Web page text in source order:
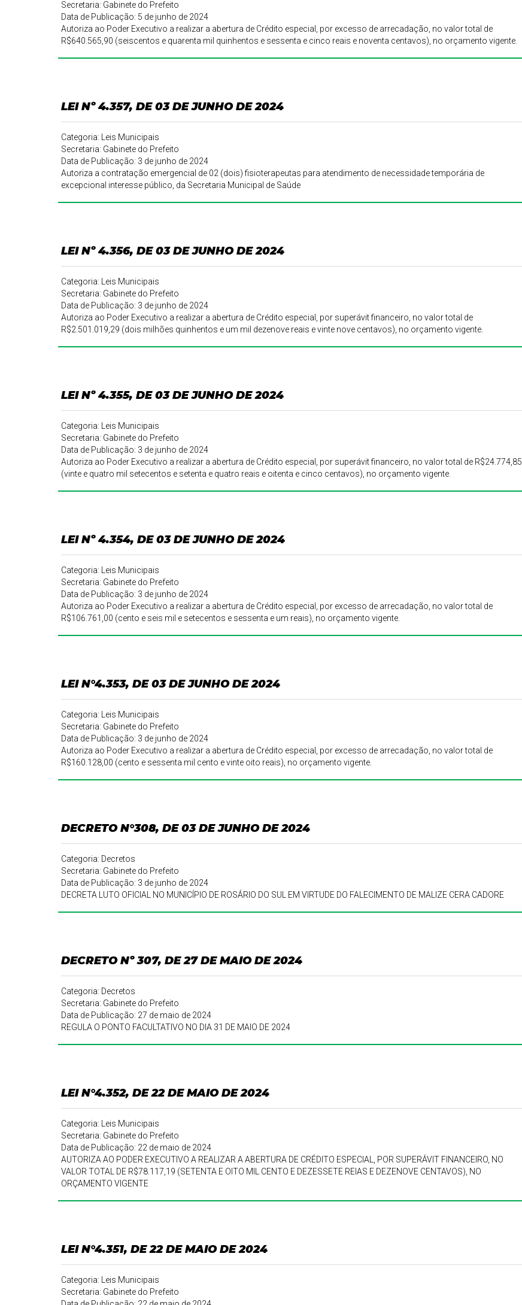
Secretaria: Gabinete do Prefeito
Data de Publicação: 5 de junho de 2024
Autoriza ao Poder Executivo a realizar a abertura de Crédito especial, por excesso de arrecadação, no valor total de
R$640.565,90 (seiscentos e quarenta mil quinhentos e sessenta e cinco reais e noventa centavos), no orçamento vigente.
LEI Nº 4.357, DE 03 DE JUNHO DE 2024
Categoria: Leis Municipais
Secretaria: Gabinete do Prefeito
Data de Publicação: 3 de junho de 2024
Autoriza a contratação emergencial de 02 (dois) fisioterapeutas para atendimento de necessidade temporária de
excepcional interesse público, da Secretaria Municipal de Saúde
LEI Nº 4.356, DE 03 DE JUNHO DE 2024
Categoria: Leis Municipais
Secretaria: Gabinete do Prefeito
Data de Publicação: 3 de junho de 2024
Autoriza ao Poder Executivo a realizar a abertura de Crédito especial, por superávit financeiro, no valor total de
R$2.501.019,29 (dois milhões quinhentos e um mil dezenove reais e vinte nove centavos), no orçamento vigente.
LEI Nº 4.355, DE 03 DE JUNHO DE 2024
Categoria: Leis Municipais
Secretaria: Gabinete do Prefeito
Data de Publicação: 3 de junho de 2024
Autoriza ao Poder Executivo a realizar a abertura de Crédito especial, por superávit financeiro, no valor total de R$24.774,85
(vinte e quatro mil setecentos e setenta e quatro reais e oitenta e cinco centavos), no orçamento vigente.
LEI Nº 4.354, DE 03 DE JUNHO DE 2024
Categoria: Leis Municipais
Secretaria: Gabinete do Prefeito
Data de Publicação: 3 de junho de 2024
Autoriza ao Poder Executivo a realizar a abertura de Crédito especial, por excesso de arrecadação, no valor total de
R$106.761,00 (cento e seis mil e setecentos e sessenta e um reais), no orçamento vigente.
LEI N°4.353, DE 03 DE JUNHO DE 2024
Categoria: Leis Municipais
Secretaria: Gabinete do Prefeito
Data de Publicação: 3 de junho de 2024
Autoriza ao Poder Executivo a realizar a abertura de Crédito especial, por excesso de arrecadação, no valor total de
R$160.128,00 (cento e sessenta mil cento e vinte oito reais), no orçamento vigente.
DECRETO N°308, DE 03 DE JUNHO DE 2024
Categoria: Decretos
Secretaria: Gabinete do Prefeito
Data de Publicação: 3 de junho de 2024
DECRETA LUTO OFICIAL NO MUNICÍPIO DE ROSÁRIO DO SUL EM VIRTUDE DO FALECIMENTO DE MALIZE CERA CADORE
DECRETO Nº 307, DE 27 DE MAIO DE 2024
Categoria: Decretos
Secretaria: Gabinete do Prefeito
Data de Publicação: 27 de maio de 2024
REGULA O PONTO FACULTATIVO NO DIA 31 DE MAIO DE 2024
LEI N°4.352, DE 22 DE MAIO DE 2024
Categoria: Leis Municipais
Secretaria: Gabinete do Prefeito
Data de Publicação: 22 de maio de 2024
AUTORIZA AO PODER EXECUTIVO A REALIZAR A ABERTURA DE CRÉDITO ESPECIAL, POR SUPERÁVIT FINANCEIRO, NO
VALOR TOTAL DE R$78.117,19 (SETENTA E OITO MIL CENTO E DEZESSETE REIAS E DEZENOVE CENTAVOS), NO
ORÇAMENTO VIGENTE
LEI N°4.351, DE 22 DE MAIO DE 2024
Categoria: Leis Municipais
Secretaria: Gabinete do Prefeito